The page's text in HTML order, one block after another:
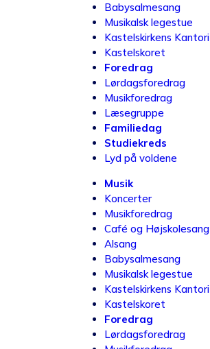
Babysalmesang
Musikalsk legestue
Kastelskirkens Kantori
Kastelskoret
Foredrag
Lørdagsforedrag
Musikforedrag
Læsegruppe
Familiedag
Studiekreds
Lyd på voldene
Musik
Koncerter
Musikforedrag
Café og Højskolesang
Alsang
Babysalmesang
Musikalsk legestue
Kastelskirkens Kantori
Kastelskoret
Foredrag
Lørdagsforedrag